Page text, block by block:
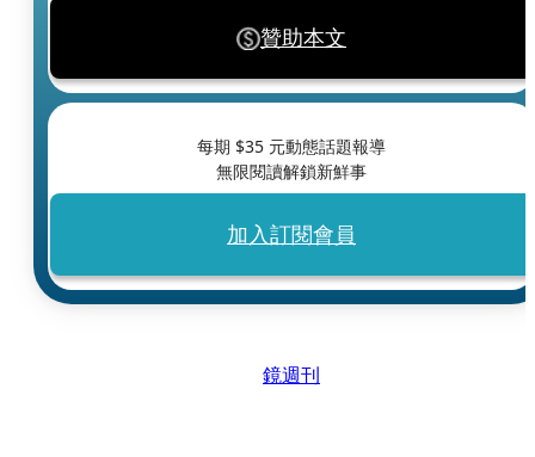
贊助本文
每期 $35 元動態話題報導
無限閱讀解鎖新鮮事
加入訂閱會員
鏡週刊